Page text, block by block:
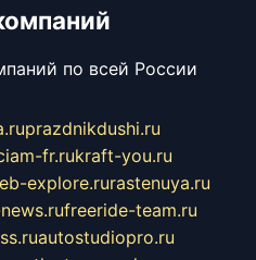
по всей России
prazdnikdushi.ru
fr.rukraft-you.ru
explore.rurastenuya.ru
freeride-team.ru
autostudiopro.ru